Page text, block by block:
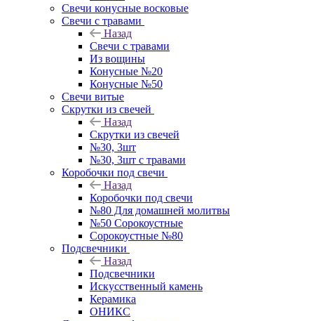
Свечи конусные восковые
Свечи с травами
Назад
Свечи с травами
Из вощины
Конусные №20
Конусные №50
Свечи витые
Скрутки из свечей
Назад
Скрутки из свечей
№30, 3шт
№30, 3шт с травами
Коробочки под свечи
Назад
Коробочки под свечи
№80 Для домашней молитвы
№50 Сорокоустные
Сорокоустные №80
Подсвечники
Назад
Подсвечники
Искусственный камень
Керамика
ОНИКС